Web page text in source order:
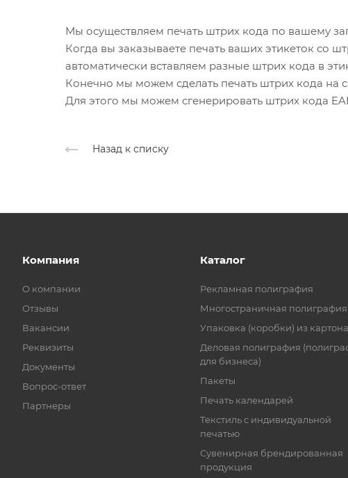
Мы осуществляем печать штрих кода по вашему
Когда вы заказываете печать ваших этикеток со
автоматически вставляем разные штрих кода в
Конечно мы можем сделать печать штрих кода на
Для этого мы можем сгенерировать штрих кода
Назад к списку
Компания
О компании
Отзывы
Вакансии
Реквизиты
Документы
Вопрос-ответ
Партнеры
Каталог
Рекламная полиграфия
Многостраничная полиграфия
Упаковка (коробки) из картона
Деловая полиграфия
для бизнеса)
Пакеты
Печать календарей
Текстиль с индивидуальной
печатью
Сувенирная брендированная
продукция